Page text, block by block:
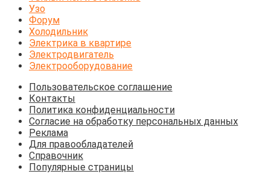
Узо
Форум
Холодильник
Электрика в квартире
Электродвигатель
Электрооборудование
Пользовательское соглашение
Контакты
Политика конфиденциальности
Согласие на обработку персональных данных
Реклама
Для правообладателей
Справочник
Популярные страницы